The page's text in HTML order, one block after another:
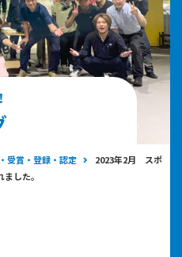
受賞・登録・認定
2023年2月 スポ
した。